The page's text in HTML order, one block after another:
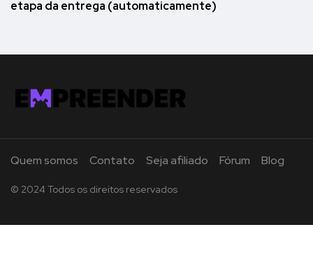
etapa da entrega (automaticamente)
Quem somos Contato Seja afiliado Fórum Blog
© 2024 Todos os direitos reservados